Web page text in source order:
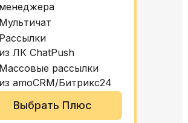
менеджера
Мультичат
Рассылки
из ЛК ChatPush
Массовые рассылки
из amoCRM/Битрикс24
Выбрать Плюс